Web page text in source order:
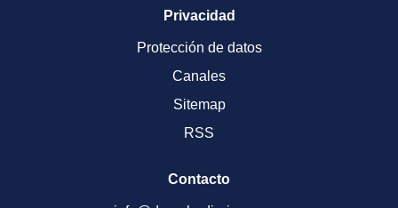
Privacidad
Protección de datos
Canales
Sitemap
RSS
Contacto